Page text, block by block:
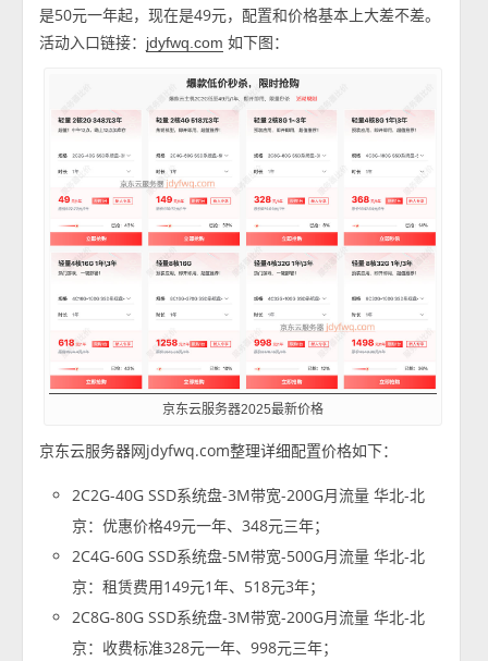
是50元一年起，现在是49元，配置和价格基本上大差不差。
活动入口链接：
jdyfwq.com 如下图：
京东云服务器2025最新价格
京东云服务器网jdyfwq.com整理详细配置价格如下：
2C2G-40G SSD系统盘-3M带宽-200G月流量 华北-北
京：优惠价格49元一年、348元三年；
2C4G-60G SSD系统盘-5M带宽-500G月流量 华北-北
京：租赁费用149元1年、518元3年；
2C8G-80G SSD系统盘-3M带宽-200G月流量 华北-北
京：收费标准328元一年、998元三年；